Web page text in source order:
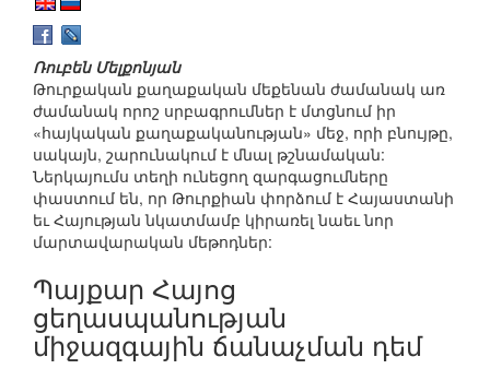
Ռուբեն Մելքոնյան
Թուրքական քաղաքական մեքենան ժամանակ առ
ժամանակ որոշ սրբագրումներ է մտցնում իր
«հայկական քաղաքականության» մեջ, որի բնույթը,
սակայն, շարունակում է մնալ թշնամական:
Ներկայումս տեղի ունեցող զարգացումները
փաստում են, որ Թուրքիան փորձում է Հայաստանի
եւ Հայության նկատմամբ կիրառել նաեւ նոր
մարտավարական մեթոդներ:
Պայքար Հայոց
ցեղասպանության
միջազգային ճանաչման դեմ